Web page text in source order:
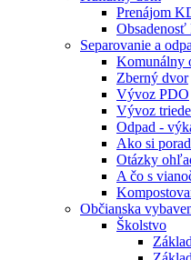
Prenájom
Separovanie a
Komunálny
Zberný dvor
Vývoz PDO
Vývoz
Odpad -
Ako si
Otázky
A čo s
Občianska
Školstvo